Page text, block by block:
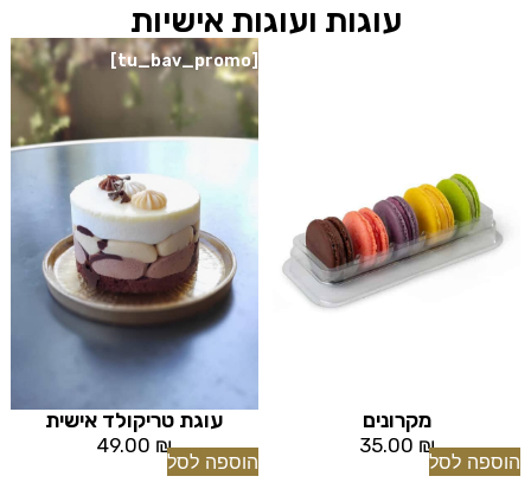
עוגות ועוגות אישיות
מקרונים
35.00 ₪
הוספה לסל
[tu_bav_promo]
עוגת טריקולד אישית
49.00 ₪
הוספה לסל